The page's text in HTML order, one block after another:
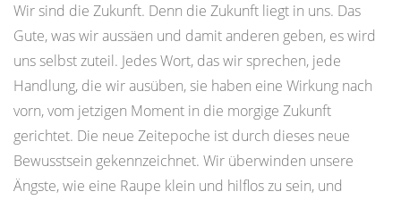
Wir sind die Zukunft. Denn die Zukunft liegt in uns. Das
Gute, was wir aussäen und damit anderen geben, es wird
uns selbst zuteil. Jedes Wort, das wir sprechen, jede
Handlung, die wir ausüben, sie haben eine Wirkung nach
vorn, vom jetzigen Moment in die morgige Zukunft
gerichtet. Die neue Zeitepoche ist durch dieses neue
Bewusstsein gekennzeichnet. Wir überwinden unsere
Ängste, wie eine Raupe klein und hilflos zu sein, und